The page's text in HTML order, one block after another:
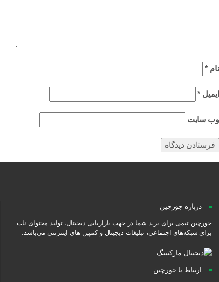
*
*
سایت
درباره جورچین
جورچین تیمی برای برند شما در جهت بازاریابی دیجیتال، تولید محتوای ناب
برای شبکه‌های اجتماعی، تبلیغات دیجیتال و کمپین های اینترنتی می‌باشد.
ارتباط با جورچین